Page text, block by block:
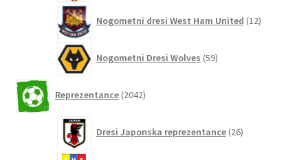
Nogometni dresi West Ham United 12izdelkov
Nogometni Dresi Wolves 59izdelkov
Reprezentance 2042izdelkov
Dresi Japonska reprezentance 26izdelkov